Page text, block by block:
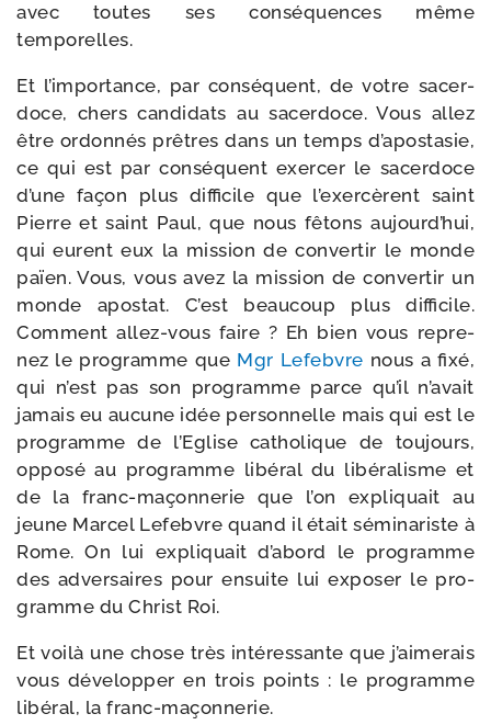
avec toutes ses consé­quences même
temporelles.
Et l’importance, par consé­quent, de votre sacer­
doce, chers can­di­dats au sacer­doce. Vous allez
être ordon­nés prêtres dans un temps d’apostasie,
ce qui est par consé­quent exer­cer le sacer­doce
d’une façon plus dif­fi­cile que l’exer­cèrent saint
Pierre et saint Paul, que nous fêtons aujourd’hui,
qui eurent eux la mis­sion de conver­tir le monde
païen. Vous, vous avez la mis­sion de conver­tir un
monde apos­tat. C’est beau­coup plus dif­fi­cile.
Comment allez-​vous faire ? Eh bien vous repre­
nez le pro­gramme que Mgr Lefebvre nous a fixé,
qui n’est pas son pro­gramme parce qu’il n’avait
jamais eu aucune idée per­son­nelle mais qui est le
pro­gramme de l’Eglise catho­lique de tou­jours,
oppo­sé au pro­gramme libé­ral du libé­ra­lisme et
de la franc-​maçonnerie que l’on expli­quait au
jeune Marcel Lefebvre quand il était sémi­na­riste à
Rome. On lui expli­quait d’abord le pro­gramme
des adver­saires pour ensuite lui expo­ser le pro­
gramme du Christ Roi.
Et voi­là une chose très inté­res­sante que j’aimerais
vous déve­lop­per en trois points : le pro­gramme
libé­ral, la franc-maçonnerie.